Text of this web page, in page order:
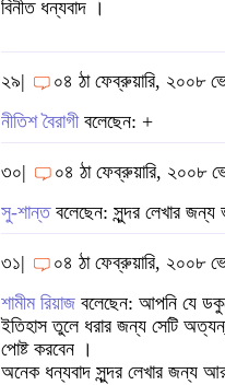
বিনীত ধন্যবাদ ।
২৯|
০৪ ঠা ফেব্রুয়ারি, ২০০৮
নীতিশ বৈরাগীবলেছেন: +
৩০|
০৪ ঠা ফেব্রুয়ারি, ২০০৮
সু-শান্তবলেছেন: সুন্দর লেখার জন্য
৩১|
০৪ ঠা ফেব্রুয়ারি, ২০০৮
শামীম রিয়াজ বলেছেন: আপনি যে
ইতিহাস তুলে ধরার জন্য সেটি
পোষ্ট করবেন ।
অনেক ধন্যবাদ সুন্দর লেখার জন্য